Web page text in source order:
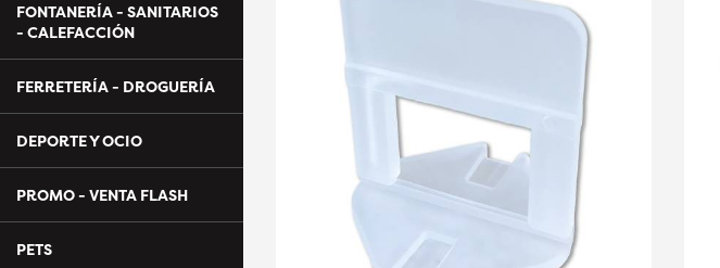
FONTANERÍA - SANITARIOS
- CALEFACCIÓN
FERRETERÍA - DROGUERÍA
DEPORTE Y OCIO
PROMO - VENTA FLASH
PETS